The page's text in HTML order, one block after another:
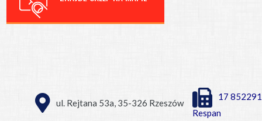
ul. Rejtana 53a, 35-326 Rzeszów
17
Respan